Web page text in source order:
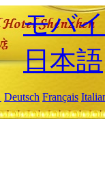
モバ
日本語
Deutsch Français